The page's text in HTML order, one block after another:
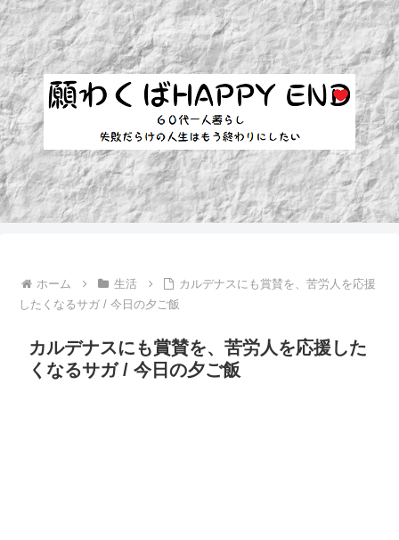
ホーム 生活
カルデナスにも賞賛を、苦労人を応援
したくなるサガ / 今日の夕ご飯
カルデナスにも賞賛を、苦労人を応援した
くなるサガ / 今日の夕ご飯